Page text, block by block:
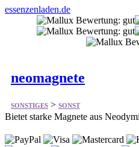
essenzenladen.de
neomagnete
SONSTIGES > SONST
Bietet starke Magnete aus